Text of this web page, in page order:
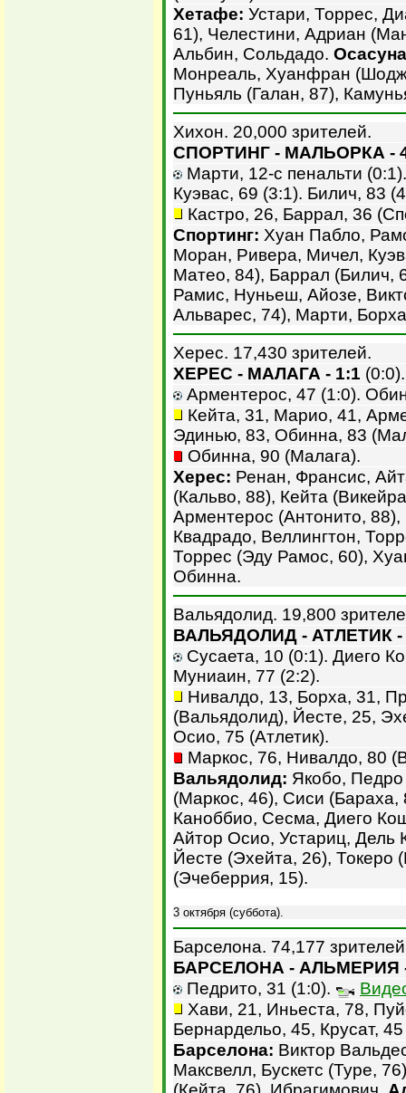
Хетафе: Устари, Торрес,
61), Челестини, Адриан
Альбин, Сольдадо.
Монреаль, Хуанфран
Пуньяль (Галан, 87),
Хихон. 20,000 зрителей.
СПОРТИНГ - МАЛЬОРКА -
Марти, 12-с пенальти
Куэвас, 69 (3:1). Билич, 83
Кастро, 26, Баррал, 36
Спортинг: Хуан Пабло,
Моран, Ривера, Мичел,
Матео, 84), Баррал (Билич,
Рамис, Нуньеш, Айозе,
Альварес, 74), Марти,
Херес. 17,430 зрителей.
ХЕРЕС - МАЛАГА - 1:1 (0:0).
Арментерос, 47 (1:0).
Кейта, 31, Марио, 41,
Эдинью, 83, Обинна, 83
Обинна, 90 (Малага).
Херес: Ренан, Франсис,
(Кальво, 88), Кейта
Арментерос (Антонито,
Квадрадо, Веллингтон,
Торрес (Эду Рамос, 60),
Обинна.
Вальядолид. 19,800
ВАЛЬЯДОЛИД - АТЛЕТИК -
Сусаета, 10 (0:1). Диего
Муниаин, 77 (2:2).
Нивалдо, 13, Борха, 31,
(Вальядолид), Йесте, 25,
Осио, 75 (Атлетик).
Маркос, 76, Нивалдо, 80
Вальядолид: Якобо,
(Маркос, 46), Сиси
Каноббио, Сесма, Диего
Айтор Осио, Устариц, Дель
Йесте (Эхейта, 26), Токеро
(Эчеберрия, 15).
3 октября (суббота).
Барселона. 74,177
БАРСЕЛОНА - АЛЬМЕРИЯ
Педрито, 31 (1:0).
Хави, 21, Иньеста, 78,
Бернардельо, 45, Крусат,
Барселона: Виктор
Максвелл, Бускетс (Туре,